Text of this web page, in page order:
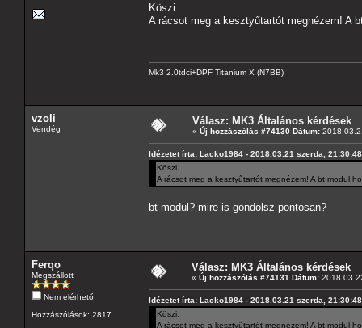
Köszi.
A rácsot meg a kesztyűtartót megnézem! A
Mk3 2.0tdci+DPF Titanium X (N7BB)
vzoli
Vendég
Válasz: MK3 Általános kérdések
« Új hozzászólás #74130 Dátum:
Idézetet írta: Lacko1984 - 2018.03.21 szerda, 21:30:48
Köszi.
A rácsot meg a kesztyűtartót megnézem! A bt modul
bt modul? mire is gondolsz pontosan?
Ferqo
Megszállott
Nem elérhető
Hozzászólások: 2817
Válasz: MK3 Általános kérdések
« Új hozzászólás #74131 Dátum:
Idézetet írta: Lacko1984 - 2018.03.21 szerda, 21:30:48
Köszi.
A rácsot meg a kesztyűtartót megnézem! A bt modul